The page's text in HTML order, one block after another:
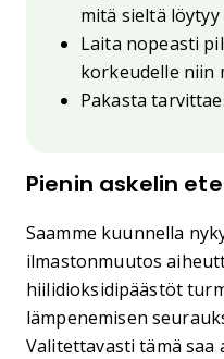
mitä sieltä löytyy
Laita nopeasti
korkeudelle niin
Pakasta
Pienin askelin
Saamme kuunnella
ilmastonmuutos
hiilidioksidipäästöt
lämpenemisen
Valitettavasti tämä saa